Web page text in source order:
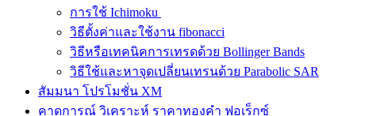
การใช้ Ichimoku
วิธีตั้งค่าและใช้งาน fibonacci
วิธีหรือเทคนิคการเทรดด้วย Bollinger Bands
วิธีใช้และหาจุดเปลี่ยนเทรนด้วย Parabolic SAR
สัมมนา โปรโมชั่น XM
คาดการณ์ วิเคราะห์ ราคาทองคำ ฟอเร็กซ์